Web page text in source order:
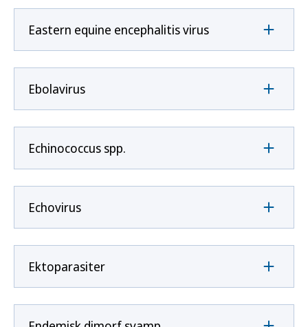
Eastern equine encephalitis virus
Ebolavirus
Echinococcus spp.
Echovirus
Ektoparasiter